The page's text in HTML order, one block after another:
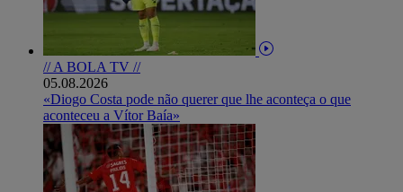
// A BOLA TV //
05.08.2026
«Diogo Costa pode não querer que lhe aconteça o que
aconteceu a Vítor Baía»